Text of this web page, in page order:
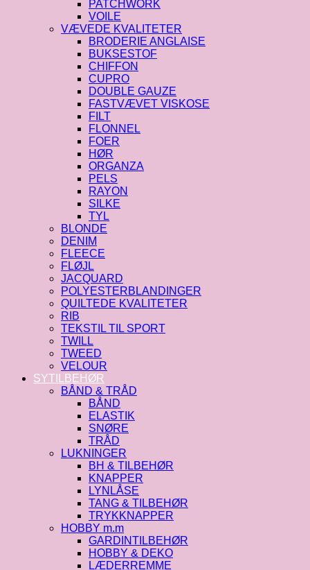
PATCHWORK
VOILE
VÆVEDE KVALITETER
BRODERIE ANGLAISE
BUKSESTOF
CHIFFON
CUPRO
DOUBLE GAUZE
FASTVÆVET VISKOSE
FILT
FLONNEL
FOER
HØR
ORGANZA
PELS
RAYON
SILKE
TYL
BLONDE
DENIM
FLEECE
FLØJL
JACQUARD
POLYESTERBLANDINGER
QUILTEDE KVALITETER
RIB
TEKSTIL TIL SPORT
TWILL
TWEED
VELOUR
SYTILBEHØR
BÅND & TRÅD
BÅND
ELASTIK
SNØRE
TRÅD
LUKNINGER
BH & TILBEHØR
KNAPPER
LYNLÅSE
TANG & TILBEHØR
TRYKKNAPPER
HOBBY m.m
GARDINTILBEHØR
HOBBY & DEKO
LÆDERREMME